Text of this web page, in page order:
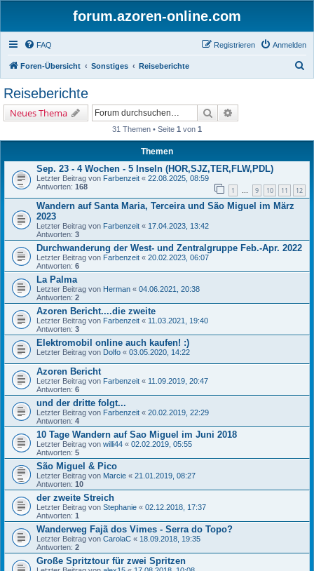
forum.azoren-online.com
FAQ Anmelden
Registrieren
Foren-Übersicht Sonstiges Reiseberichte
Reiseberichte
Neues Thema Suche
31 Themen • Seite 1 von 1
Themen
Sep. 23 - 4 Wochen - 5 Inseln (HOR,SJZ,TER,FLW,PDL)
Letzter Beitrag von Farbenzeit « 22.08.2025, 08:59
Antworten: 168 1 … 9 10 11 12
Wandern auf Santa Maria, Terceira und São Miguel im März
2023
Letzter Beitrag von Farbenzeit « 17.04.2023, 13:42
Antworten: 3
Durchwanderung der West- und Zentralgruppe Feb.-Apr. 2022
Letzter Beitrag von Farbenzeit « 20.02.2023, 06:07
Antworten: 6
La Palma
Letzter Beitrag von Herman « 04.06.2021, 20:38
Antworten: 2
Azoren Bericht....die zweite
Letzter Beitrag von Farbenzeit « 11.03.2021, 19:40
Antworten: 3
Elektromobil online auch kaufen! :)
Letzter Beitrag von Dolfo « 03.05.2020, 14:22
Azoren Bericht
Letzter Beitrag von Farbenzeit « 11.09.2019, 20:47
Antworten: 6
und der dritte folgt...
Letzter Beitrag von Farbenzeit « 20.02.2019, 22:29
Antworten: 4
10 Tage Wandern auf Sao Miguel im Juni 2018
Letzter Beitrag von willi44 « 02.02.2019, 05:55
Antworten: 5
São Miguel & Pico
Letzter Beitrag von Marcie « 21.01.2019, 08:27
Antworten: 10
der zweite Streich
Letzter Beitrag von Stephanie « 02.12.2018, 17:37
Antworten: 1
Wanderweg Fajã dos Vimes - Serra do Topo?
Letzter Beitrag von CarolaC « 18.09.2018, 19:35
Antworten: 2
Große Spritztour für zwei Spritzen